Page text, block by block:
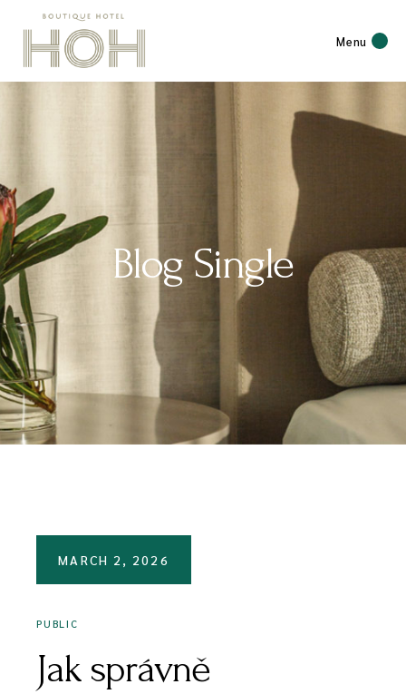
Menu
Blog Single
MARCH 2, 2026
PUBLIC
Jak správně